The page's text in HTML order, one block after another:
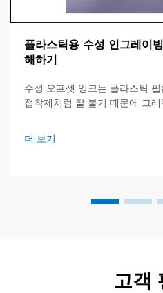
플라스틱용 수성 인그레이
해하기
수성 오프셋 잉크는 플라스틱
접착제처럼 잘 붙기 때문에 그
구성되어 있어 프레스가 작업을
절감할 수 있습니다.
더 보기
고객